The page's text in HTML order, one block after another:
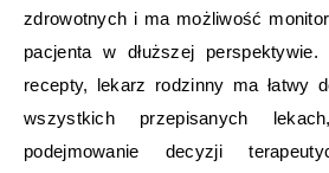
zdrowotnych i ma możliwość
pacjenta w dłuższej
recepty, lekarz rodzinny ma łatwy
wszystkich przepisanych
podejmowanie decyzji